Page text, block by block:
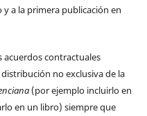
a la primera publicación en
acuerdos contractuales
no exclusiva de la
(por ejemplo incluirlo en
en un libro) siempre que